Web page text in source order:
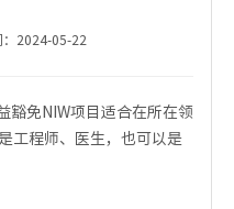
：2024-05-22
豁免NIW项目适合在所在领
工程师、医生，也可以是